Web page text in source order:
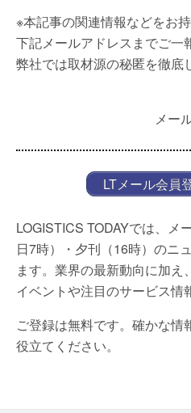
※本記事の関連情報などをお
下記メールアドレスまでご一
弊社では取材源の秘匿を徹底
メー
LTメール会員
LOGISTICS TODAYでは、メ
日7時）・夕刊（16時）のニ
ます。業界の最新動向に加
イベントや注目のサービス情
ご登録は無料です。確かな情
役立てください。